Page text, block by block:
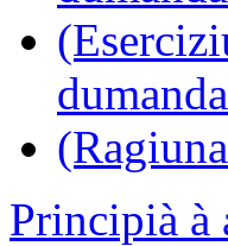
Principià à